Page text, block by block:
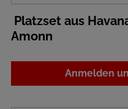
Platzset aus
Amonn
Anmelden